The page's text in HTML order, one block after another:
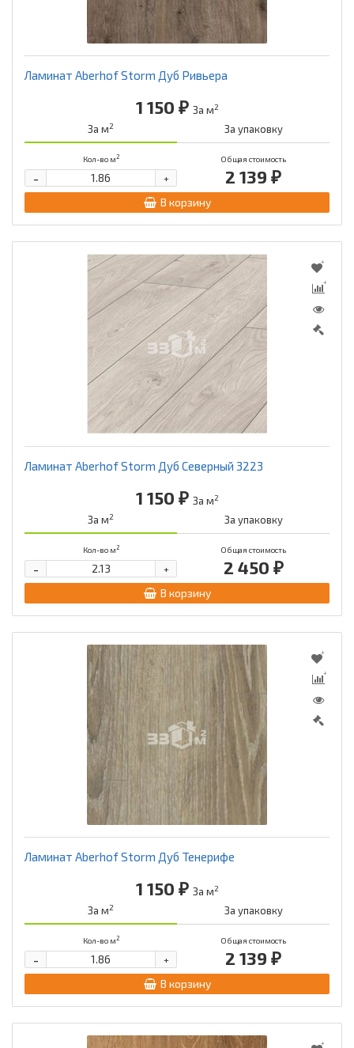
Ламинат Aberhof Storm Дуб Ривьера
1 150 ₽ За м2
За м2 За упаковку
Кол-во м2 Общая стоимость
2 139 ₽
+
-
В корзину
Ламинат Aberhof Storm Дуб Северный 3223
1 150 ₽ За м2
За м2 За упаковку
Кол-во м2 Общая стоимость
2 450 ₽
+
-
В корзину
Ламинат Aberhof Storm Дуб Тенерифе
1 150 ₽ За м2
За м2 За упаковку
Кол-во м2 Общая стоимость
2 139 ₽
+
-
В корзину